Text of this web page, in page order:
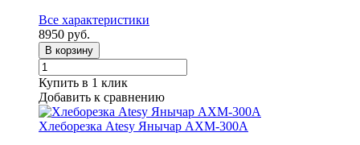
Все характеристики
8950 руб.
В корзину
Купить в 1 клик
Добавить к сравнению
Хлеборезка Atesy Янычар АХМ-300А